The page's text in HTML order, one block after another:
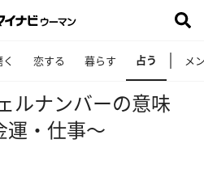
恋する 暮らす 占う メ
ルナンバーの意味
・仕事～